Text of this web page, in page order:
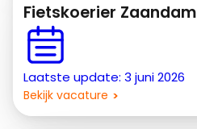
Fietskoerier Zaandam
Laatste update: 3 juni 2026
Bekijk vacature